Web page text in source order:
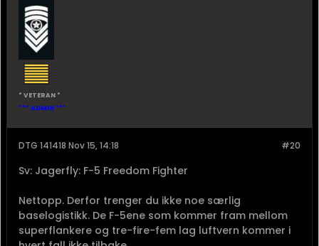
* VETERAN *
DTG 141239 Nov 15, 12:39
Selv om man skulle klare å sende opp mer "primitive"
luftfartøy som er mindre sårbare for EK vil fiendtlige
kampfly, luftvern og sensorer bli en enda større
utfordring, tror jeg....
Logg inn eller registrer degfor å se resten av